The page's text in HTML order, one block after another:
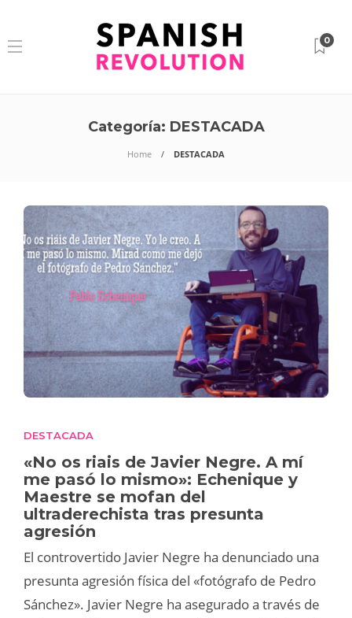
0
Categoría: DESTACADA
Home DESTACADA
DESTACADA
«No os riais de Javier Negre. A mí
me pasó lo mismo»: Echenique y
Maestre se mofan del
ultraderechista tras presunta
agresión
El controvertido Javier Negre ha denunciado una
presunta agresión física del «fotógrafo de Pedro
Sánchez». Javier Negre ha asegurado a través de